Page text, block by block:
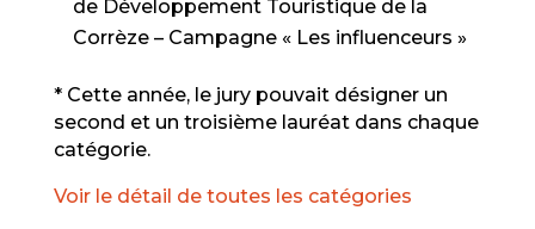
de Développement Touristique de la
Corrèze – Campagne « Les influenceurs »
* Cette année, le jury pouvait désigner un
second et un troisième lauréat dans chaque
catégorie.
Voir le détail de toutes les catégories